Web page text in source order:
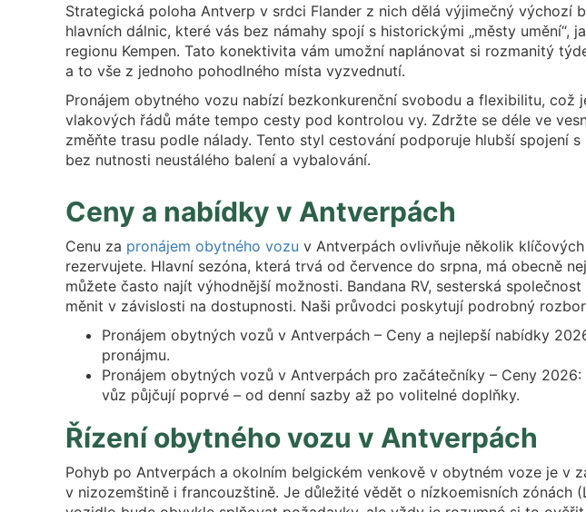
Strategická poloha Antverp v srdci Flander z nich dělá výjimečný
hlavních dálnic, které vás bez námahy spojí s historickými „městy umění“,
regionu Kempen. Tato konektivita vám umožní naplánovat si rozmanitý
a to vše z jednoho pohodlného místa vyzvednutí.
Pronájem obytného vozu nabízí bezkonkurenční svobodu a flexibilitu,
vlakových řádů máte tempo cesty pod kontrolou vy. Zdržte se déle ve
změňte trasu podle nálady. Tento styl cestování podporuje hlubší spojení
bez nutnosti neustálého balení a vybalování.
Ceny a nabídky v Antverpách
Cenu za pronájem obytného vozu v Antverpách ovlivňuje několik
rezervujete. Hlavní sezóna, která trvá od července do srpna, má obecně
můžete často najít výhodnější možnosti. Bandana RV, sesterská
měnit v závislosti na dostupnosti. Naši průvodci poskytují podrobný
Pronájem obytných vozů v Antverpách – Ceny a nejlepší nabídky
pronájmu.
Pronájem obytných vozů v Antverpách pro začátečníky – Ceny
vůz půjčují poprvé – od denní sazby až po volitelné doplňky.
Řízení obytného vozu v Antverpách
Pohyb po Antverpách a okolním belgickém venkově v obytném voze je v
v nizozemštině i francouzštině. Je důležité vědět o nízkoemisních zónách